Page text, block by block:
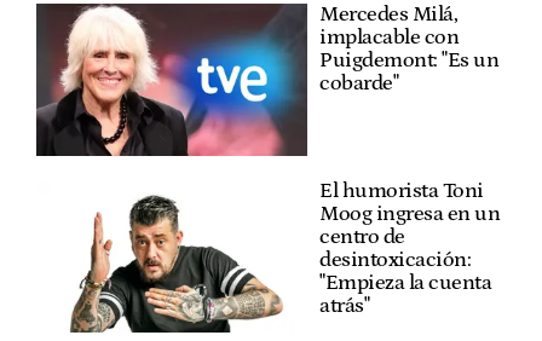
Mercedes Milá,
implacable con
Puigdemont: "Es un
cobarde"
El humorista Toni
Moog ingresa en un
centro de
desintoxicación:
"Empieza la cuenta
atrás"